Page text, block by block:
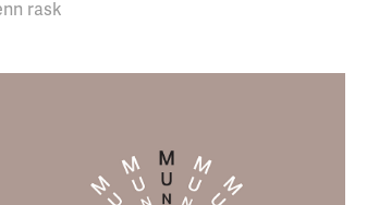
rask